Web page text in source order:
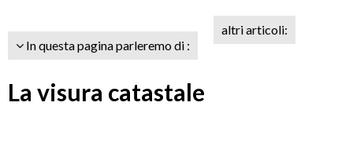
In questa pagina parleremo di :
altri articoli:
La visura catastale